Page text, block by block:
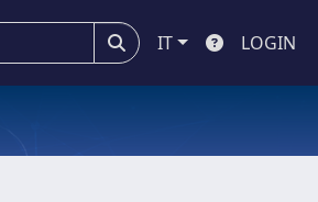
IT LOGIN